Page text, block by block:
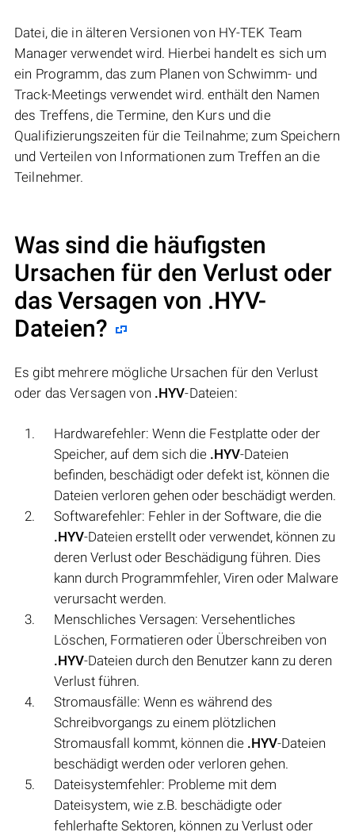
Datei, die in älteren Versionen von HY-TEK Team
Manager verwendet wird. Hierbei handelt es sich um
ein Programm, das zum Planen von Schwimm- und
Track-Meetings verwendet wird. enthält den Namen
des Treffens, die Termine, den Kurs und die
Qualifizierungszeiten für die Teilnahme; zum Speichern
und Verteilen von Informationen zum Treffen an die
Teilnehmer.
Was sind die häufigsten
Ursachen für den Verlust oder
das Versagen von .HYV-
Dateien?
Es gibt mehrere mögliche Ursachen für den Verlust
oder das Versagen von .HYV-Dateien:
Hardwarefehler: Wenn die Festplatte oder der
Speicher, auf dem sich die .HYV-Dateien
befinden, beschädigt oder defekt ist, können die
Dateien verloren gehen oder beschädigt werden.
Softwarefehler: Fehler in der Software, die die
.HYV-Dateien erstellt oder verwendet, können zu
deren Verlust oder Beschädigung führen. Dies
kann durch Programmfehler, Viren oder Malware
verursacht werden.
Menschliches Versagen: Versehentliches
Löschen, Formatieren oder Überschreiben von
.HYV-Dateien durch den Benutzer kann zu deren
Verlust führen.
Stromausfälle: Wenn es während des
Schreibvorgangs zu einem plötzlichen
Stromausfall kommt, können die .HYV-Dateien
beschädigt werden oder verloren gehen.
Dateisystemfehler: Probleme mit dem
Dateisystem, wie z.B. beschädigte oder
fehlerhafte Sektoren, können zu Verlust oder